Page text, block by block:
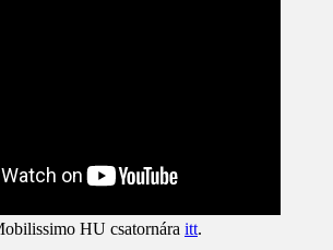
HU csatornára itt.